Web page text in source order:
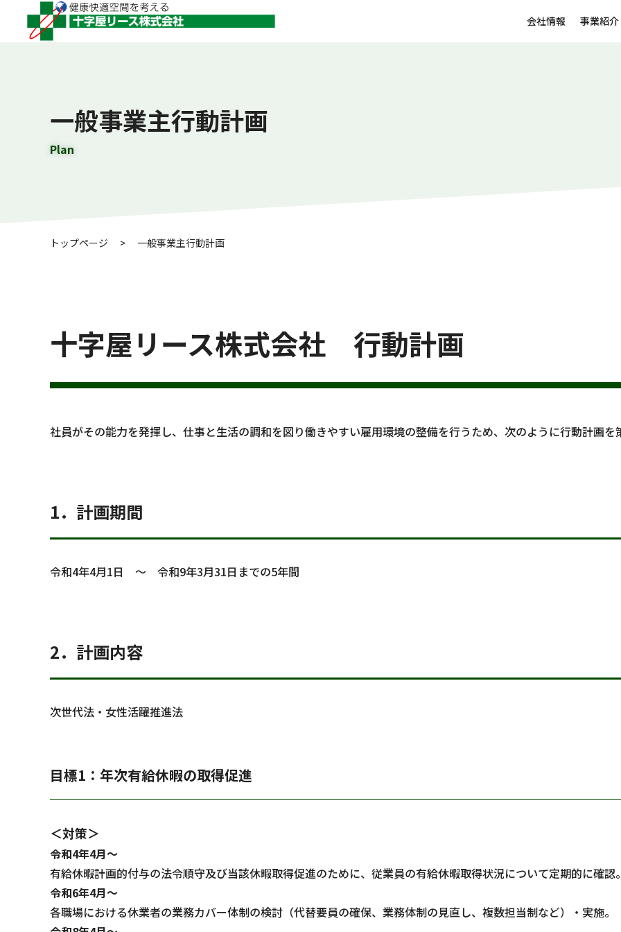
会社情報 事業紹介
一般事業主行動計画
Plan
トップページ > 一般事業主行動計画
十字屋リース株式会社　行動計画
社員がその能力を発揮し、仕事と生活の調和を図り働きやすい雇用環境の整備を行うため、次のように行動計画を
1．計画期間
令和4年4月1日　～　令和9年3月31日までの5年間
2．計画内容
次世代法・女性活躍推進法
目標1：年次有給休暇の取得促進
＜対策＞
令和4年4月～
有給休暇計画的付与の法令順守及び当該休暇取得促進のために、従業員の有給休暇取得状況について定期的に確認。
令和6年4月～
各職場における休業者の業務カバー体制の検討（代替要員の確保、業務体制の見直し、複数担当制など）・実施。